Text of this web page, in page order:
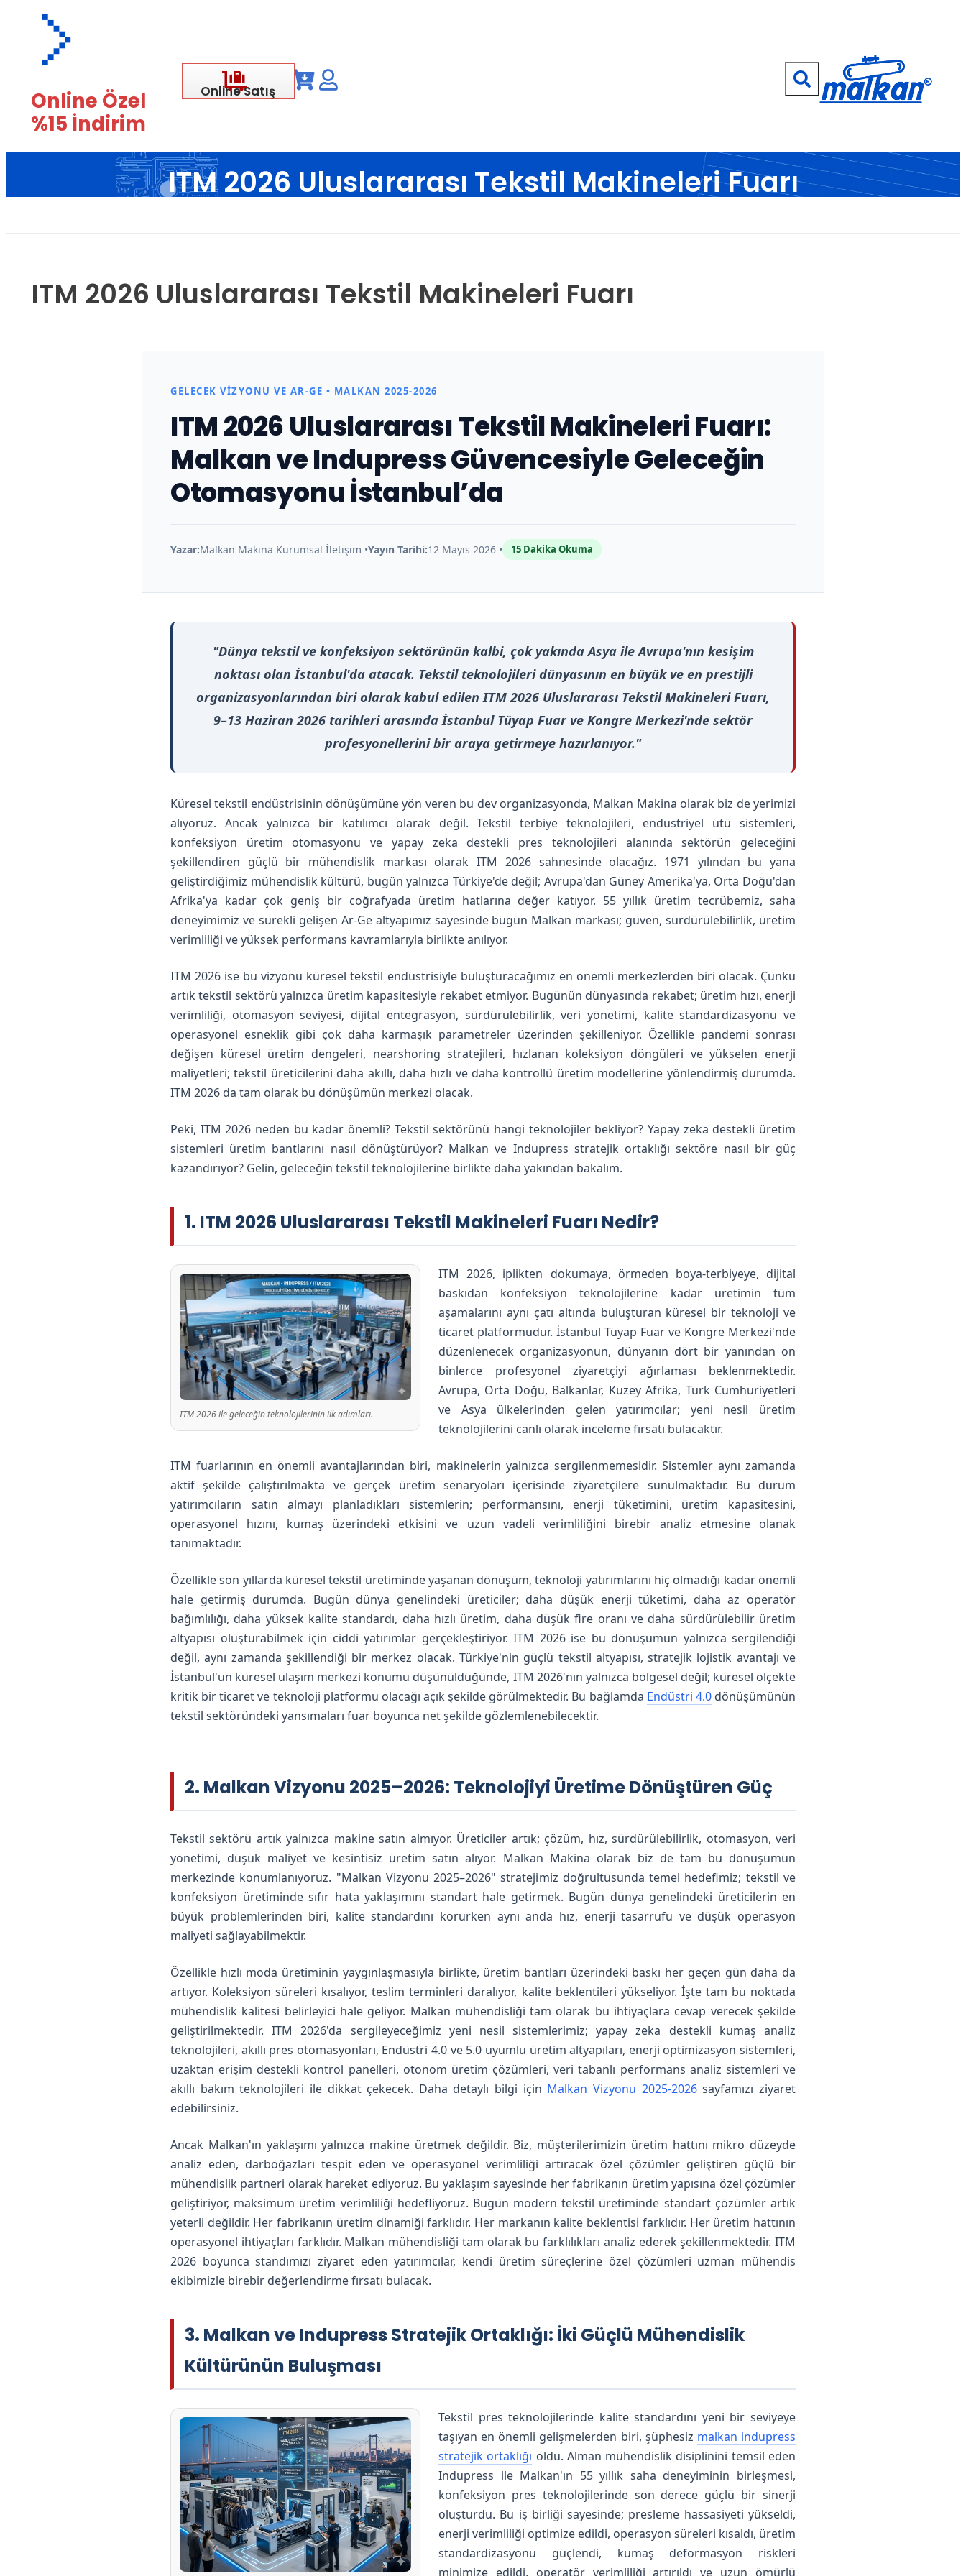
Online Özel
%15 İndirim
Online Satış
ITM 2026 Uluslararası Tekstil Makineleri Fuarı
ITM 2026 Uluslararası Tekstil Makineleri Fuarı
GELECEK VIZYONU VE AR-GE • MALKAN 2025-2026
ITM 2026 Uluslararası Tekstil Makineleri Fuarı:
Malkan ve Indupress Güvencesiyle Geleceğin
Otomasyonu İstanbul’da
Yazar:Malkan Makina Kurumsal İletişim •Yayın Tarihi:12 Mayıs 2026 • 15 Dakika Okuma
"Dünya tekstil ve konfeksiyon sektörünün kalbi, çok yakında Asya ile Avrupa'nın kesişim
noktası olan İstanbul'da atacak. Tekstil teknolojileri dünyasının en büyük ve en prestijli
organizasyonlarından biri olarak kabul edilen ITM 2026 Uluslararası Tekstil Makineleri Fuarı,
9–13 Haziran 2026 tarihleri arasında İstanbul Tüyap Fuar ve Kongre Merkezi'nde sektör
profesyonellerini bir araya getirmeye hazırlanıyor."
Küresel tekstil endüstrisinin dönüşümüne yön veren bu dev organizasyonda, Malkan Makina olarak biz de yerimizi
alıyoruz. Ancak yalnızca bir katılımcı olarak değil. Tekstil terbiye teknolojileri, endüstriyel ütü sistemleri,
konfeksiyon üretim otomasyonu ve yapay zeka destekli pres teknolojileri alanında sektörün geleceğini
şekillendiren güçlü bir mühendislik markası olarak ITM 2026 sahnesinde olacağız. 1971 yılından bu yana
geliştirdiğimiz mühendislik kültürü, bugün yalnızca Türkiye'de değil; Avrupa'dan Güney Amerika'ya, Orta Doğu'dan
Afrika'ya kadar çok geniş bir coğrafyada üretim hatlarına değer katıyor. 55 yıllık üretim tecrübemiz, saha
deneyimimiz ve sürekli gelişen Ar-Ge altyapımız sayesinde bugün Malkan markası; güven, sürdürülebilirlik, üretim
verimliliği ve yüksek performans kavramlarıyla birlikte anılıyor.
ITM 2026 ise bu vizyonu küresel tekstil endüstrisiyle buluşturacağımız en önemli merkezlerden biri olacak. Çünkü
artık tekstil sektörü yalnızca üretim kapasitesiyle rekabet etmiyor. Bugünün dünyasında rekabet; üretim hızı, enerji
verimliliği, otomasyon seviyesi, dijital entegrasyon, sürdürülebilirlik, veri yönetimi, kalite standardizasyonu ve
operasyonel esneklik gibi çok daha karmaşık parametreler üzerinden şekilleniyor. Özellikle pandemi sonrası
değişen küresel üretim dengeleri, nearshoring stratejileri, hızlanan koleksiyon döngüleri ve yükselen enerji
maliyetleri; tekstil üreticilerini daha akıllı, daha hızlı ve daha kontrollü üretim modellerine yönlendirmiş durumda.
ITM 2026 da tam olarak bu dönüşümün merkezi olacak.
Peki, ITM 2026 neden bu kadar önemli? Tekstil sektörünü hangi teknolojiler bekliyor? Yapay zeka destekli üretim
sistemleri üretim bantlarını nasıl dönüştürüyor? Malkan ve Indupress stratejik ortaklığı sektöre nasıl bir güç
kazandırıyor? Gelin, geleceğin tekstil teknolojilerine birlikte daha yakından bakalım.
1. ITM 2026 Uluslararası Tekstil Makineleri Fuarı Nedir?
ITM 2026 ile geleceğin teknolojilerinin ilk adımları.
ITM 2026, iplikten dokumaya, örmeden boya-terbiyeye, dijital
baskıdan konfeksiyon teknolojilerine kadar üretimin tüm
aşamalarını aynı çatı altında buluşturan küresel bir teknoloji ve
ticaret platformudur. İstanbul Tüyap Fuar ve Kongre Merkezi'nde
düzenlenecek organizasyonun, dünyanın dört bir yanından on
binlerce profesyonel ziyaretçiyi ağırlaması beklenmektedir.
Avrupa, Orta Doğu, Balkanlar, Kuzey Afrika, Türk Cumhuriyetleri
ve Asya ülkelerinden gelen yatırımcılar; yeni nesil üretim
teknolojilerini canlı olarak inceleme fırsatı bulacaktır.
ITM fuarlarının en önemli avantajlarından biri, makinelerin yalnızca sergilenmemesidir. Sistemler aynı zamanda
aktif şekilde çalıştırılmakta ve gerçek üretim senaryoları içerisinde ziyaretçilere sunulmaktadır. Bu durum
yatırımcıların satın almayı planladıkları sistemlerin; performansını, enerji tüketimini, üretim kapasitesini,
operasyonel hızını, kumaş üzerindeki etkisini ve uzun vadeli verimliliğini birebir analiz etmesine olanak
tanımaktadır.
Özellikle son yıllarda küresel tekstil üretiminde yaşanan dönüşüm, teknoloji yatırımlarını hiç olmadığı kadar önemli
hale getirmiş durumda. Bugün dünya genelindeki üreticiler; daha düşük enerji tüketimi, daha az operatör
bağımlılığı, daha yüksek kalite standardı, daha hızlı üretim, daha düşük fire oranı ve daha sürdürülebilir üretim
altyapısı oluşturabilmek için ciddi yatırımlar gerçekleştiriyor. ITM 2026 ise bu dönüşümün yalnızca sergilendiği
değil, aynı zamanda şekillendiği bir merkez olacak. Türkiye'nin güçlü tekstil altyapısı, stratejik lojistik avantajı ve
İstanbul'un küresel ulaşım merkezi konumu düşünüldüğünde, ITM 2026'nın yalnızca bölgesel değil; küresel ölçekte
kritik bir ticaret ve teknoloji platformu olacağı açık şekilde görülmektedir. Bu bağlamda Endüstri 4.0dönüşümünün
tekstil sektöründeki yansımaları fuar boyunca net şekilde gözlemlenebilecektir.
2. Malkan Vizyonu 2025–2026: Teknolojiyi Üretime Dönüştüren Güç
Tekstil sektörü artık yalnızca makine satın almıyor. Üreticiler artık; çözüm, hız, sürdürülebilirlik, otomasyon, veri
yönetimi, düşük maliyet ve kesintisiz üretim satın alıyor. Malkan Makina olarak biz de tam bu dönüşümün
merkezinde konumlanıyoruz. "Malkan Vizyonu 2025–2026" stratejimiz doğrultusunda temel hedefimiz; tekstil ve
konfeksiyon üretiminde sıfır hata yaklaşımını standart hale getirmek. Bugün dünya genelindeki üreticilerin en
büyük problemlerinden biri, kalite standardını korurken aynı anda hız, enerji tasarrufu ve düşük operasyon
maliyeti sağlayabilmektir.
Özellikle hızlı moda üretiminin yaygınlaşmasıyla birlikte, üretim bantları üzerindeki baskı her geçen gün daha da
artıyor. Koleksiyon süreleri kısalıyor, teslim terminleri daralıyor, kalite beklentileri yükseliyor. İşte tam bu noktada
mühendislik kalitesi belirleyici hale geliyor. Malkan mühendisliği tam olarak bu ihtiyaçlara cevap verecek şekilde
geliştirilmektedir. ITM 2026'da sergileyeceğimiz yeni nesil sistemlerimiz; yapay zeka destekli kumaş analiz
teknolojileri, akıllı pres otomasyonları, Endüstri 4.0 ve 5.0 uyumlu üretim altyapıları, enerji optimizasyon sistemleri,
uzaktan erişim destekli kontrol panelleri, otonom üretim çözümleri, veri tabanlı performans analiz sistemleri ve
akıllı bakım teknolojileri ile dikkat çekecek. Daha detaylı bilgi için Malkan Vizyonu 2025-2026sayfamızı ziyaret
edebilirsiniz.
Ancak Malkan'ın yaklaşımı yalnızca makine üretmek değildir. Biz, müşterilerimizin üretim hattını mikro düzeyde
analiz eden, darboğazları tespit eden ve operasyonel verimliliği artıracak özel çözümler geliştiren güçlü bir
mühendislik partneri olarak hareket ediyoruz. Bu yaklaşım sayesinde her fabrikanın üretim yapısına özel çözümler
geliştiriyor, maksimum üretim verimliliği hedefliyoruz. Bugün modern tekstil üretiminde standart çözümler artık
yeterli değildir. Her fabrikanın üretim dinamiği farklıdır. Her markanın kalite beklentisi farklıdır. Her üretim hattının
operasyonel ihtiyaçları farklıdır. Malkan mühendisliği tam olarak bu farklılıkları analiz ederek şekillenmektedir. ITM
2026 boyunca standımızı ziyaret eden yatırımcılar, kendi üretim süreçlerine özel çözümleri uzman mühendis
ekibimizle birebir değerlendirme fırsatı bulacak.
3. Malkan ve Indupress Stratejik Ortaklığı: İki Güçlü Mühendislik
Kültürünün Buluşması
Tekstil pres teknolojilerinde kalite standardını yeni bir seviyeye
taşıyan en önemli gelişmelerden biri, şüphesiz malkan indupress
stratejik ortaklığı oldu. Alman mühendislik disiplinini temsil eden
Indupress ile Malkan'ın 55 yıllık saha deneyiminin birleşmesi,
konfeksiyon pres teknolojilerinde son derece güçlü bir sinerji
oluşturdu. Bu iş birliği sayesinde; presleme hassasiyeti yükseldi,
enerji verimliliği optimize edildi, operasyon süreleri kısaldı, üretim
standardizasyonu güçlendi, kumaş deformasyon riskleri
minimize edildi, operatör verimliliği artırıldı ve uzun ömürlü